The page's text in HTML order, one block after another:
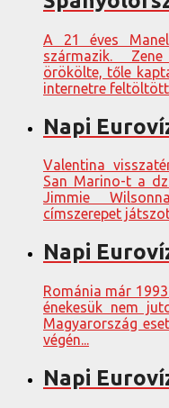
A 21 éves
származik.
örökölte, tőle
internetre
Napi
Valentina
San Marino-t a
Jimmie
címszerepet
Napi
Románia már
énekesük nem
Magyarország
végén...
Napi